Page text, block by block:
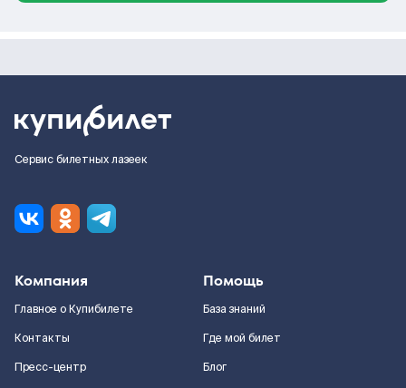
Сервис билетных лазеек
Компания
Главное о Купибилете
Контакты
Пресс-центр
Помощь
База знаний
Где мой билет
Блог